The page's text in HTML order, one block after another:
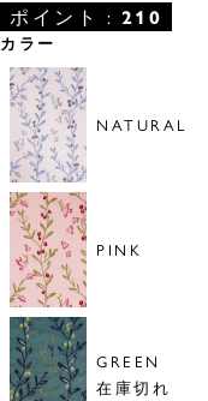
ポイント : 210
カラー
NATURAL
PINK
GREEN
在庫切れ